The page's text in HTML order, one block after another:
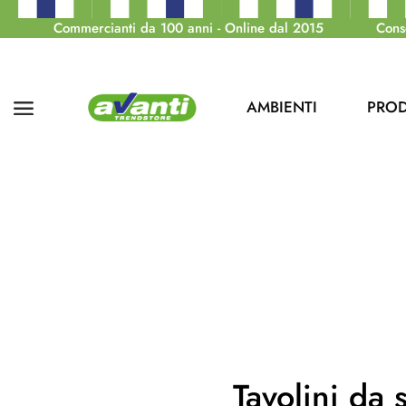
Commercianti da 100 anni - Online dal 2015
AMBIENTI